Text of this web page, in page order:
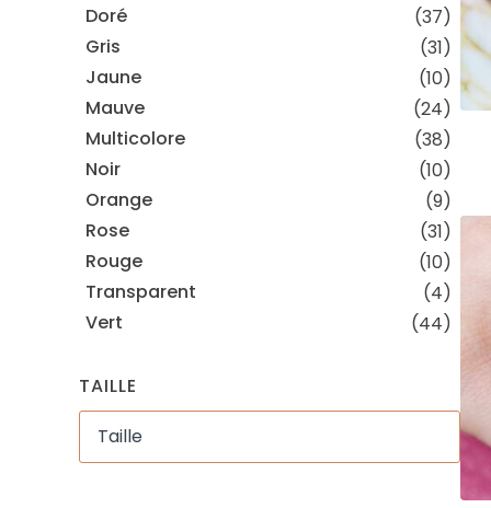
Doré
(37)
Gris
(31)
Jaune
(10)
Mauve
(24)
Multicolore
(38)
Noir
(10)
Orange
(9)
Rose
(31)
Rouge
(10)
Transparent
(4)
Vert
(44)
TAILLE